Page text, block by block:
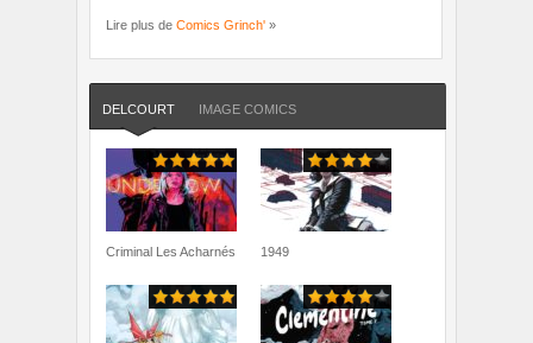
Lire plus de Comics Grinch' »
DELCOURT IMAGE COMICS
Criminal Les Acharnés 1949